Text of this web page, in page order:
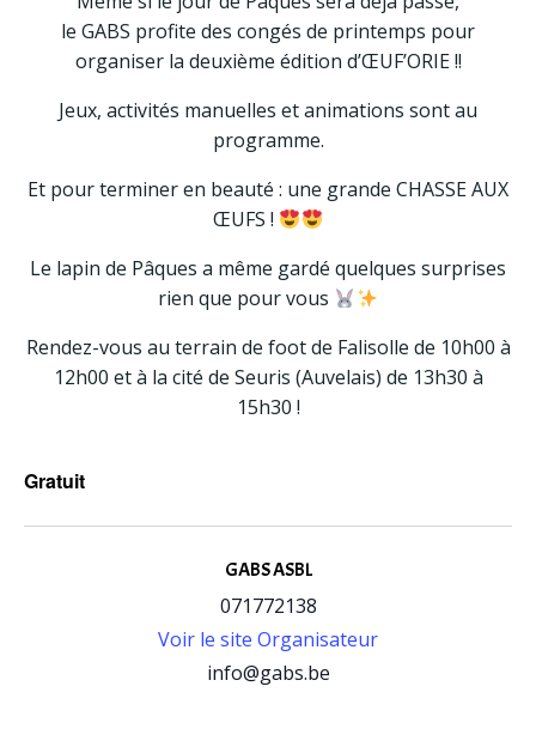
le GABS profite des congés de printemps pour
organiser la deuxième édition d’ŒUF’ORIE !!
Jeux, activités manuelles et animations sont au
programme.
Et pour terminer en beauté : une grande CHASSE AUX
ŒUFS !
Le lapin de Pâques a même gardé quelques surprises
rien que pour vous
Rendez-vous au terrain de foot de Falisolle de 10h00 à
12h00 et à la cité de Seuris (Auvelais) de 13h30 à
15h30 !
Gratuit
GABS ASBL
071772138
Voir le site Organisateur
info@gabs.be